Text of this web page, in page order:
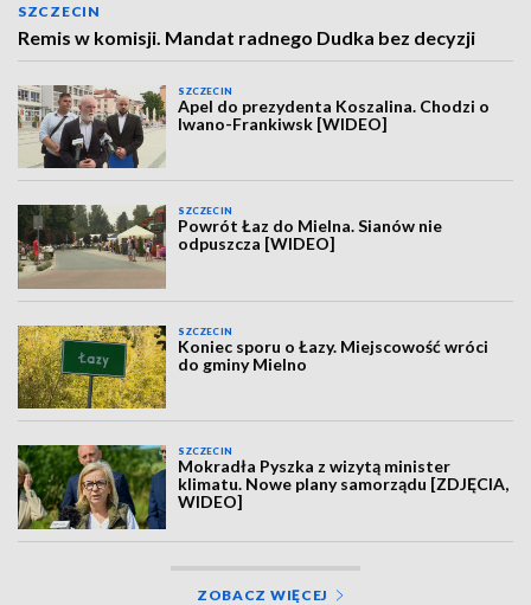
SZCZECIN
Remis w komisji. Mandat radnego Dudka bez decyzji
SZCZECIN
Apel do prezydenta Koszalina. Chodzi o
Iwano-Frankiwsk [WIDEO]
SZCZECIN
Powrót Łaz do Mielna. Sianów nie
odpuszcza [WIDEO]
SZCZECIN
Koniec sporu o Łazy. Miejscowość wróci
do gminy Mielno
SZCZECIN
Mokradła Pyszka z wizytą minister
klimatu. Nowe plany samorządu [ZDJĘCIA,
WIDEO]
ZOBACZ WIĘCEJ